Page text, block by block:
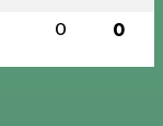
0 0